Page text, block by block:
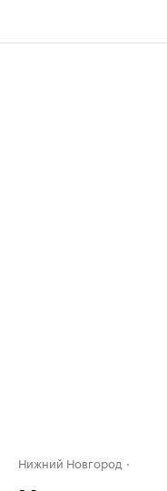
Нижний Новгород